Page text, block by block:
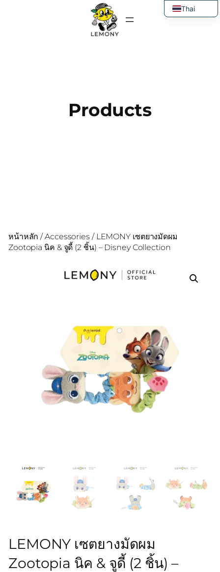
Products
หน้าหลัก /Accessories / LEMONY เซตยางมัดผม
Zootopia นิค & จูดี้ (2 ชิ้น) – Disney Collection
LEMONY เซตยางมัดผม
Zootopia นิค & จูดี้ (2 ชิ้น) –
Thai